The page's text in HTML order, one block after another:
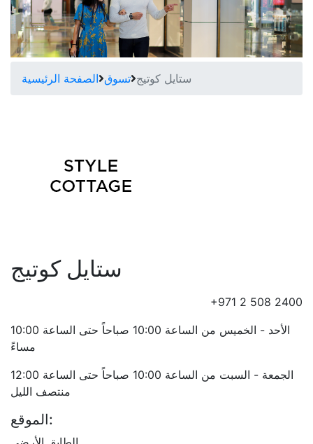
الصفحة الرئيسية تسوق ستايل كوتيج
ستايل كوتيج
+971 2 508 2400
الأحد - الخميس من الساعة 10:00 صباحاً حتى الساعة 10:00
مساءً
الجمعة - السبت من الساعة 10:00 صباحاً حتى الساعة 12:00
منتصف الليل
الموقع: